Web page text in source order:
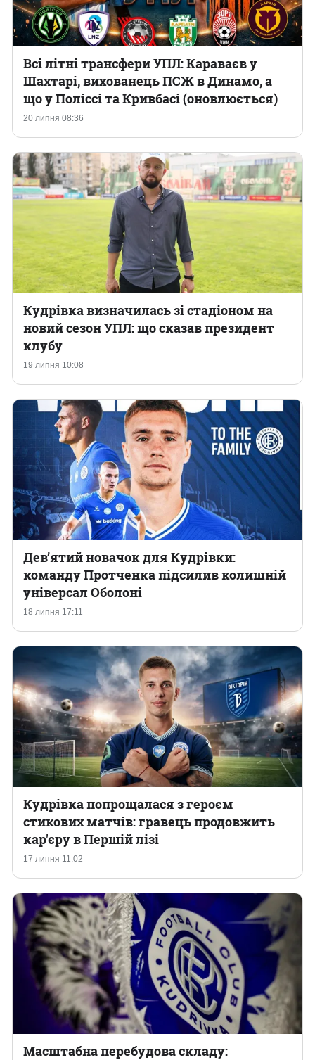
20 липня 08:36
Всі літні трансфери УПЛ: Караваєв у
Шахтарі, вихованець ПСЖ в Динамо, а
що у Поліссі та Кривбасі (оновлюється)
19 липня 10:08
Кудрівка визначилась зі стадіоном на
новий сезон УПЛ: що сказав президент
клубу
18 липня 17:11
Дев’ятий новачок для Кудрівки:
команду Протченка підсилив колишній
універсал Оболоні
17 липня 11:02
Кудрівка попрощалася з героєм
стикових матчів: гравець продовжить
кар'єру в Першій лізі
Масштабна перебудова складу: